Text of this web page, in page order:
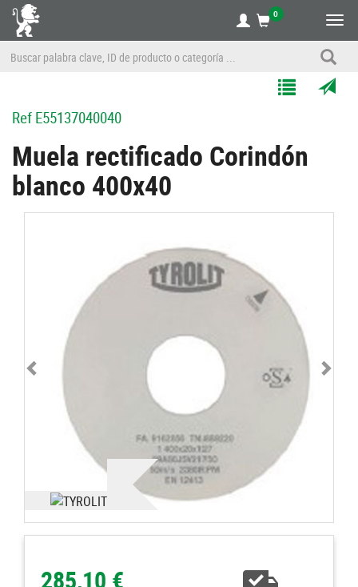
0
Listas
RefE55137040040
Muela rectificado Corindón
blanco 400x40
285,10 €